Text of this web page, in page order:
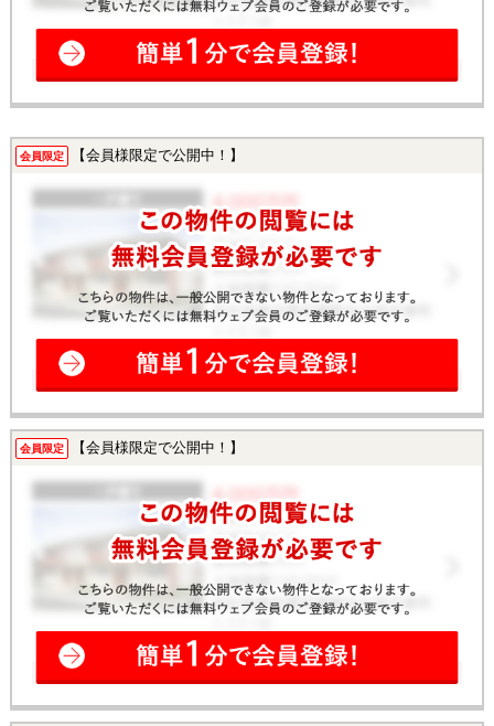
会員限定 【会員様限定で公開中！】
会員限定 【会員様限定で公開中！】